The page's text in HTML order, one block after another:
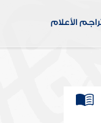
الأعلام